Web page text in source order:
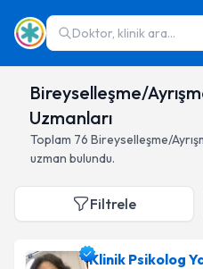
Doktor, klinik ara...
Bireyselleşme/
Uzmanları
Toplam 76 Bireyselleşme/
uzman bulundu.
Filtrele
Klinik Psikolog